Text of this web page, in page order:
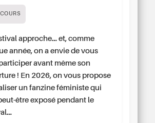
approche… et, comme
année, on a envie de vous
avant même son
! En 2026, on vous propose
un fanzine féministe qui
être exposé pendant le